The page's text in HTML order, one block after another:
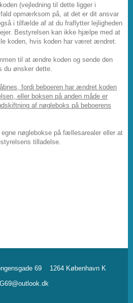
(vejledning til dette ligger i
opmærksom på, at det er dit ansvar
i tilfælde af at du fraflytter lejligheden
Bestyrelsen kan ikke hjælpe med at
koden, hvis koden har været ændret.
til at ændre koden og sende den
du ønsker dette.
fordi beboeren har ændret koden
eller boksen på anden måde er
af nøgleboks på beboerens
nøglebokse på fællesarealer eller at
tilladelse.
69
1264 København K